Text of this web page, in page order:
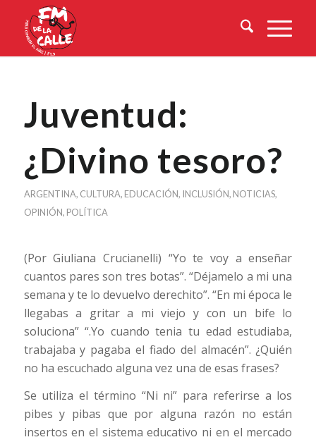
Juventud:
¿Divino tesoro?
ARGENTINA, CULTURA, EDUCACIÓN, INCLUSIÓN, NOTICIAS,
OPINIÓN, POLÍTICA
(Por Giuliana Crucianelli) “Yo te voy a enseñar
cuantos pares son tres botas”. “Déjamelo a mi una
semana y te lo devuelvo derechito”. “En mi época le
llegabas a gritar a mi viejo y con un bife lo
soluciona” “.Yo cuando tenia tu edad estudiaba,
trabajaba y pagaba el fiado del almacén”. ¿Quién
no ha escuchado alguna vez una de esas frases?
Se utiliza el término “Ni ni” para referirse a los
pibes y pibas que por alguna razón no están
insertos en el sistema educativo ni en el mercado